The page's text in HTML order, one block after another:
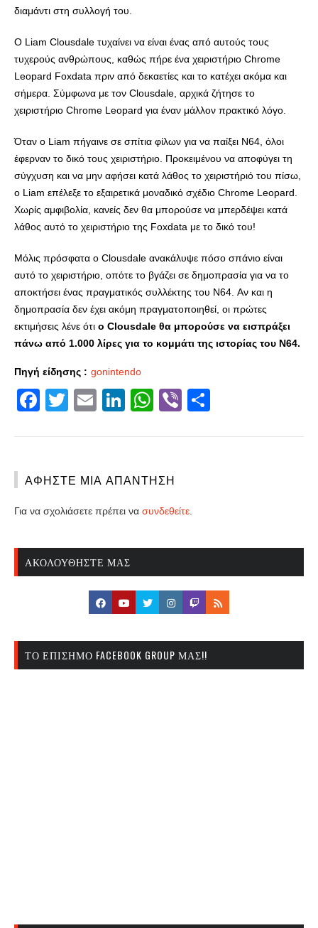
διαμάντι στη συλλογή του.
Ο Liam Clousdale τυχαίνει να είναι ένας από αυτούς τους
τυχερούς ανθρώπους, καθώς πήρε ένα χειριστήριο Chrome
Leopard Foxdata πριν από δεκαετίες και το κατέχει ακόμα και
σήμερα. Σύμφωνα με τον Clousdale, αρχικά ζήτησε το
χειριστήριο Chrome Leopard για έναν μάλλον πρακτικό λόγο.
Όταν ο Liam πήγαινε σε σπίτια φίλων για να παίξει N64, όλοι
έφερναν το δικό τους χειριστήριο. Προκειμένου να αποφύγει τη
σύγχυση και να μην αφήσει κατά λάθος το χειριστήριό του πίσω,
ο Liam επέλεξε το εξαιρετικά μοναδικό σχέδιο Chrome Leopard.
Χωρίς αμφιβολία, κανείς δεν θα μπορούσε να μπερδέψει κατά
λάθος αυτό το χειριστήριο της Foxdata με το δικό του!
Μόλις πρόσφατα ο Clousdale ανακάλυψε πόσο σπάνιο είναι
αυτό το χειριστήριο, οπότε το βγάζει σε δημοπρασία για να το
αποκτήσει ένας πραγματικός συλλέκτης του N64. Αν και η
δημοπρασία δεν έχει ακόμη πραγματοποιηθεί, οι πρώτες
εκτιμήσεις λένε ότι ο Clousdale θα μπορούσε να εισπράξει
πάνω από 1.000 λίρες για το κομμάτι της ιστορίας του N64.
Πηγή είδησης : gonintendo
Facebook
Twitter
EmailLinkedIn
WhatsApp
Viber
ΑΦΉΣΤΕ ΜΙΑ ΑΠΆΝΤΗΣΗ
Για να σχολιάσετε πρέπει να συνδεθείτε
ΑΚΟΛΟΥΘΉΣΤΕ ΜΑΣ
ΤΟ ΕΠΊΣΗΜΟ FACEBOOK GROUP ΜΑΣ!!